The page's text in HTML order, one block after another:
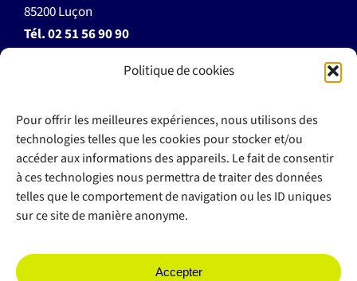
Politique de cookies
Pour offrir les meilleures expériences, nous utilisons des
technologies telles que les cookies pour stocker et/ou
accéder aux informations des appareils. Le fait de consentir
à ces technologies nous permettra de traiter des données
telles que le comportement de navigation ou les ID uniques
sur ce site de manière anonyme.
Accepter
85200 Luçon
Tél.02 51 56 90 90
>> Documents à télécharger
>> Règlement intérieur
>> Espace client